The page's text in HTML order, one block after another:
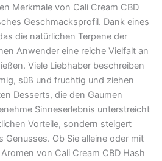
Merkmale von Cali Cream CBD
Geschmacksprofil. Dank eines
die natürlichen Terpene der
Anwender eine reiche Vielfalt an
Viele Liebhaber beschreiben
süß und fruchtig und ziehen
Desserts, die den Gaumen
Sinneserlebnis unterstreicht
Vorteile, sondern steigert
Ob Sie alleine oder mit
von Cali Cream CBD Hash